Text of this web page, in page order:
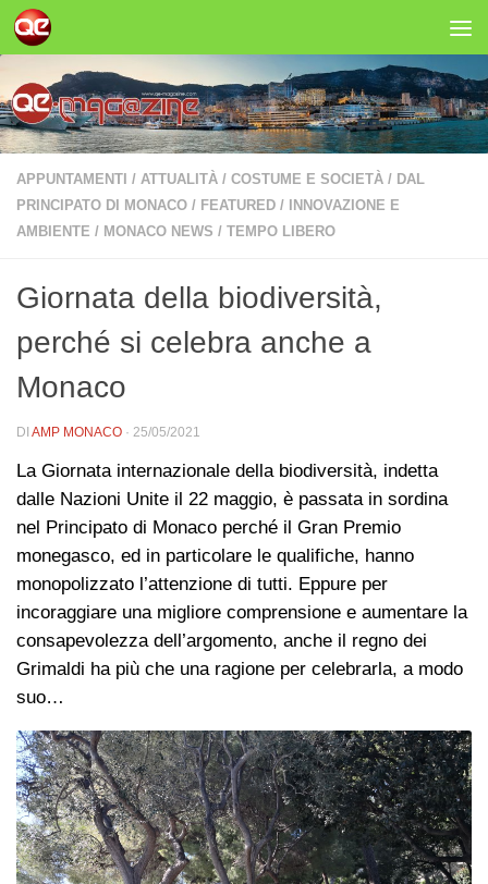
Salta al contenuto
APPUNTAMENTI / ATTUALITÀ / COSTUME E SOCIETÀ / DAL
PRINCIPATO DI MONACO / FEATURED /
INNOVAZIONE E
AMBIENTE / MONACO NEWS / TEMPO LIBERO
Giornata della biodiversità,
perché si celebra anche a
Monaco
DI AMP MONACO · 25/05/2021
La Giornata internazionale della biodiversità, indetta
dalle Nazioni Unite il 22 maggio, è passata in sordina
nel Principato di Monaco perché il Gran Premio
monegasco, ed in particolare le qualifiche, hanno
monopolizzato l’attenzione di tutti. Eppure per
incoraggiare una migliore comprensione e aumentare la
consapevolezza dell’argomento, anche il regno dei
Grimaldi ha più che una ragione per celebrarla, a modo
suo…